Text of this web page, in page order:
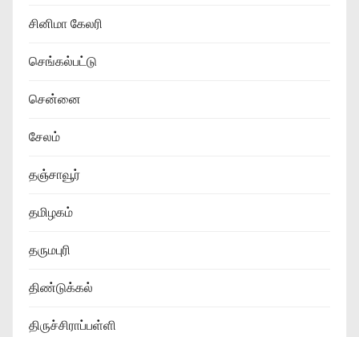
சினிமா கேலரி
செங்கல்பட்டு
சென்னை
சேலம்
தஞ்சாவூர்
தமிழகம்
தருமபுரி
திண்டுக்கல்
திருச்சிராப்பள்ளி